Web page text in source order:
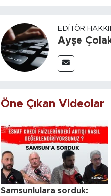
EDITÖR
Ayşe
Öne Çıkan Videolar
Samsunlulara sorduk: